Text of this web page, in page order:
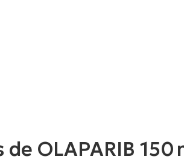
OLAPARIB 150